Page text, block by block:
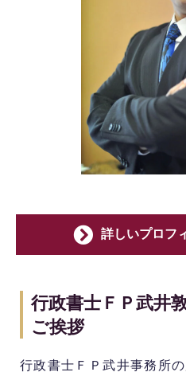
詳しいプロフ
行政書士ＦＰ武井
ご挨拶
行政書士ＦＰ武井事務所